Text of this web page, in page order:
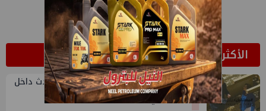
الأكثر قراءة
صورة البرجولة وعفريتة التسريبات..ماذا يحدث داخل
المكتب الفني للوزير؟